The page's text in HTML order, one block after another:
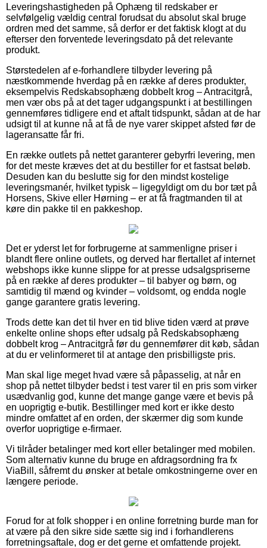
Leveringshastigheden på Ophæng til redskaber er
selvfølgelig vældig central forudsat du absolut skal bruge
ordren med det samme, så derfor er det faktisk klogt at du
efterser den forventede leveringsdato på det relevante
produkt.
Størstedelen af e-forhandlere tilbyder levering på
næstkommende hverdag på en række af deres produkter,
eksempelvis Redskabsophæng dobbelt krog – Antracitgrå,
men vær obs på at det tager udgangspunkt i at bestillingen
gennemføres tidligere end et aftalt tidspunkt, sådan at de har
udsigt til at kunne nå at få de nye varer skippet afsted før de
lageransatte får fri.
En række outlets på nettet garanterer gebyrfri levering, men
for det meste kræves det at du bestiller for et fastsat beløb.
Desuden kan du beslutte sig for den mindst kostelige
leveringsmanér, hvilket typisk – ligegyldigt om du bor tæt på
Horsens, Skive eller Hørning – er at få fragtmanden til at
køre din pakke til en pakkeshop.
Det er yderst let for forbrugerne at sammenligne priser i
blandt flere online outlets, og derved har flertallet af internet
webshops ikke kunne slippe for at presse udsalgspriserne
på en række af deres produkter – til babyer og børn, og
samtidig til mænd og kvinder – voldsomt, og endda nogle
gange garantere gratis levering.
Trods dette kan det til hver en tid blive tiden værd at prøve
enkelte online shops efter udsalg på Redskabsophæng
dobbelt krog – Antracitgrå før du gennemfører dit køb, sådan
at du er velinformeret til at antage den prisbilligste pris.
Man skal lige meget hvad være så påpasselig, at når en
shop på nettet tilbyder bedst i test varer til en pris som virker
usædvanlig god, kunne det mange gange være et bevis på
en uoprigtig e-butik. Bestillinger med kort er ikke desto
mindre omfattet af en orden, der skærmer dig som kunde
overfor uoprigtige e-firmaer.
Vi tilråder betalinger med kort eller betalinger med mobilen.
Som alternativ kunne du bruge en afdragsordning fra fx
ViaBill, såfremt du ønsker at betale omkostningerne over en
længere periode.
Forud for at folk shopper i en online forretning burde man for
at være på den sikre side sætte sig ind i forhandlerens
forretningsaftale, dog er det gerne et omfattende projekt.